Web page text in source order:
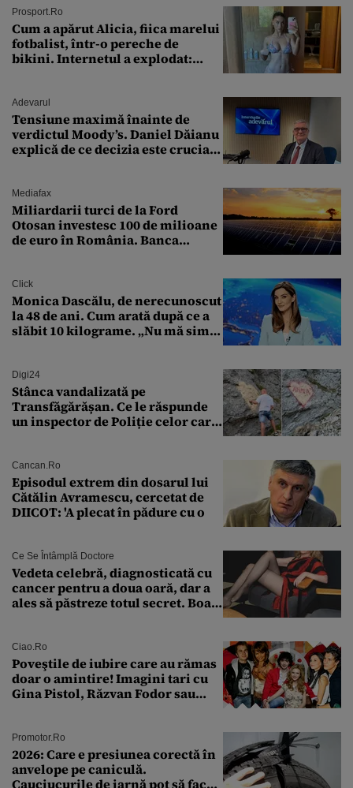
Prosport.ro
Cum a apărut Alicia, fiica marelui
fotbalist, într-o pereche de
bikini. Internetul a explodat:
Adevarul
Tensiune maximă înainte de
verdictul Moody’s. Daniel Dăianu
explică de ce decizia este crucială
Mediafax
Miliardarii turci de la Ford
Otosan investesc 100 de milioane
de euro în România. Banca
Click
Monica Dascălu, de nerecunoscut
la 48 de ani. Cum arată după ce a
slăbit 10 kilograme. „Nu mă simt
Digi24
Stânca vandalizată pe
Transfăgărășan. Ce le răspunde
un inspector de Poliție celor care
Cancan.ro
Episodul extrem din dosarul lui
Cătălin Avramescu, cercetat de
DIICOT: 'A plecat în pădure cu o
Ce Se Întâmplă Doctore
Vedeta celebră, diagnosticată cu
cancer pentru a doua oară, dar a
ales să păstreze totul secret. Boala
Ciao.ro
Poveştile de iubire care au rămas
doar o amintire! Imagini tari cu
Gina Pistol, Răzvan Fodor sau
Promotor.ro
2026: Care e presiunea corectă în
anvelope pe caniculă.
Cauciucurile de iarnă pot să facă